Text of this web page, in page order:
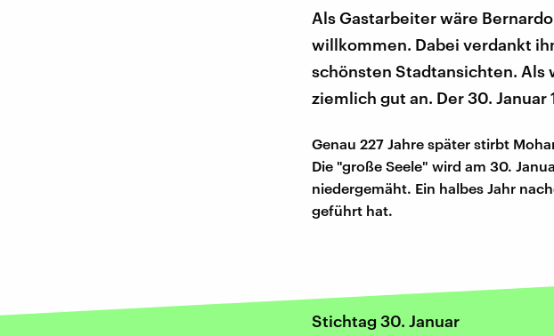
Als Gastarbeiter wäre
willkommen. Dabei verdankt
schönsten Stadtansichten. Als
ziemlich gut an. Der 30. Januar
Genau 227 Jahre später stirbt
Die "große Seele" wird am 30.
niedergemäht. Ein halbes Jahr
geführt hat.
Stichtag 30. Januar